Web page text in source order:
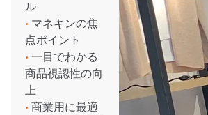
ル
• マネキンの焦
点ポイント
• 一目でわかる
商品視認性の向
上
• 商業用に最適